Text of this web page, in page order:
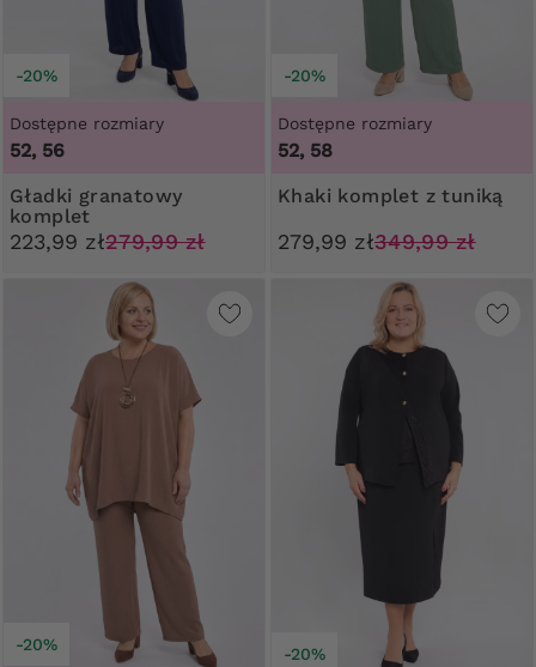
-20%
Dostępne rozmiary
52, 56
Gładki granatowy
komplet
223,99 zł279,99 zł
-20%
Dostępne rozmiary
52, 58
Khaki komplet z tuniką
279,99 zł349,99 zł
-20% -20%